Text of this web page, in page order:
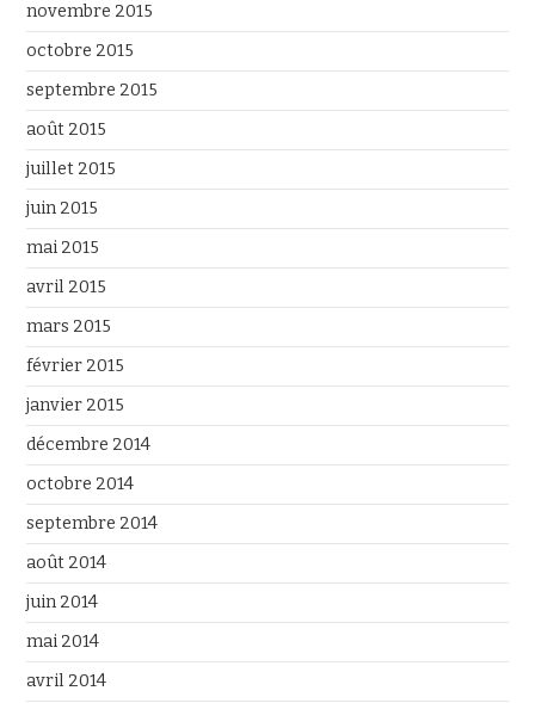
novembre 2015
octobre 2015
septembre 2015
août 2015
juillet 2015
juin 2015
mai 2015
avril 2015
mars 2015
février 2015
janvier 2015
décembre 2014
octobre 2014
septembre 2014
août 2014
juin 2014
mai 2014
avril 2014